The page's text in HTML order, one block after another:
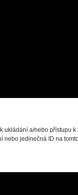
ukládání a/nebo přístupu
nebo jedinečná ID na